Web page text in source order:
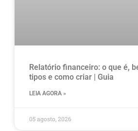
Relatório financeiro: o que é,
tipos e como criar | Guia
LEIA AGORA »
05 agosto, 2026